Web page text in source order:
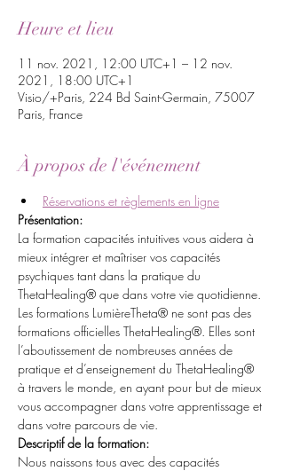
Heure et lieu
11 nov. 2021, 12:00 UTC+1 – 12 nov.
2021, 18:00 UTC+1
Visio/+Paris, 224 Bd Saint-Germain, 75007
Paris, France
À propos de l'événement
Réservations et règlements en ligne
Présentation:
La formation capacités intuitives vous aidera à
mieux intégrer et maîtriser vos capacités
psychiques tant dans la pratique du
ThetaHealing® que dans votre vie quotidienne.
Les formations LumièreTheta® ne sont pas des
formations officielles ThetaHealing®. Elles sont
l’aboutissement de nombreuses années de
pratique et d’enseignement du ThetaHealing®
à travers le monde, en ayant pour but de mieux
vous accompagner dans votre apprentissage et
dans votre parcours de vie.
Descriptif de la formation:
Nous naissons tous avec des capacités